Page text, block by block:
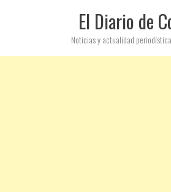
El Diario de
Noticias y actualidad